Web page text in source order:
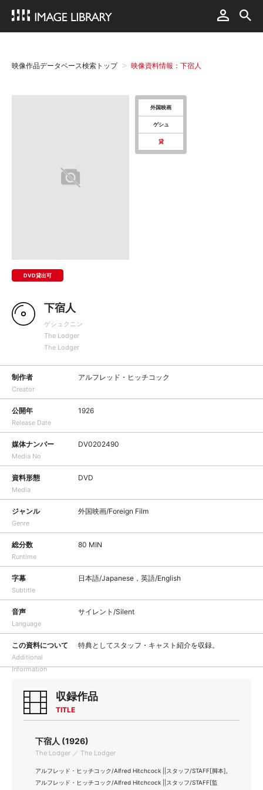
映像作品データベース検索トップ 映像資料情報：下宿人
DVD貸出可
外国映画
ゲシュ
貸
下宿人
ゲシュクニン
The Lodger
The Lodger
制作者
Creator
アルフレッド・ヒッチコック
公開年
Release Date
1926
媒体ナンバー
Media No
DV0202490
資料形態
Media
DVD
ジャンル
Genre
外国映画/Foreign Film
総分数
Runtime
80 MIN
字幕
Subtitle
日本語/Japanese，英語/English
音声
Language
サイレント/Silent
この資料について
Additional
Information
特典としてスタッフ・キャスト紹介を収録。
収録作品
TITLE
下宿人 (1926)
The Lodger ／ The Lodger
アルフレッド・ヒッチコック/Alfred Hitchcock ||スタッフ/STAFF[脚本],
アルフレッド・ヒッチコック/Alfred Hitchcock ||スタッフ/STAFF[監